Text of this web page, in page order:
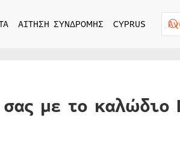
ΑΙΤΗΣΗ ΣΥΝΔΡΟΜΗΣ CYPRUS
με το καλώδιο